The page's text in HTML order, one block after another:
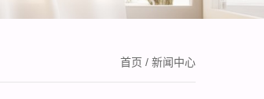
首页 / 新闻中心